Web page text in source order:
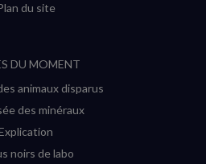
du site
DU MOMENT
animaux disparus
des minéraux
noirs de labo